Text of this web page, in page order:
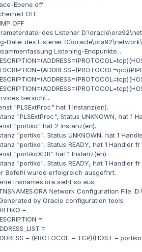
Ebene off
OFF
OFF
des Listener
Datei des Listener
Listening-Endpunkte...
bersicht...
"PLSExtProc" hat 1 Instanz(en).
"PLSExtProc", Status UNKNOWN, hat 1
"portiko" hat 2 Instanz(en).
"portiko", Status UNKNOWN, hat 1
"portiko", Status READY, hat 1 Handler fr
"portikoXDB" hat 1 Instanz(en).
"portiko", Status READY, hat 1 Handler fr
Befehl wurde erfolgreich ausgefhrt.
tnsnames.ora sieht so aus:
Network Configuration File:
by Oracle configuration tools.
=
=
=
= (PROTOCOL = TCP)(HOST =